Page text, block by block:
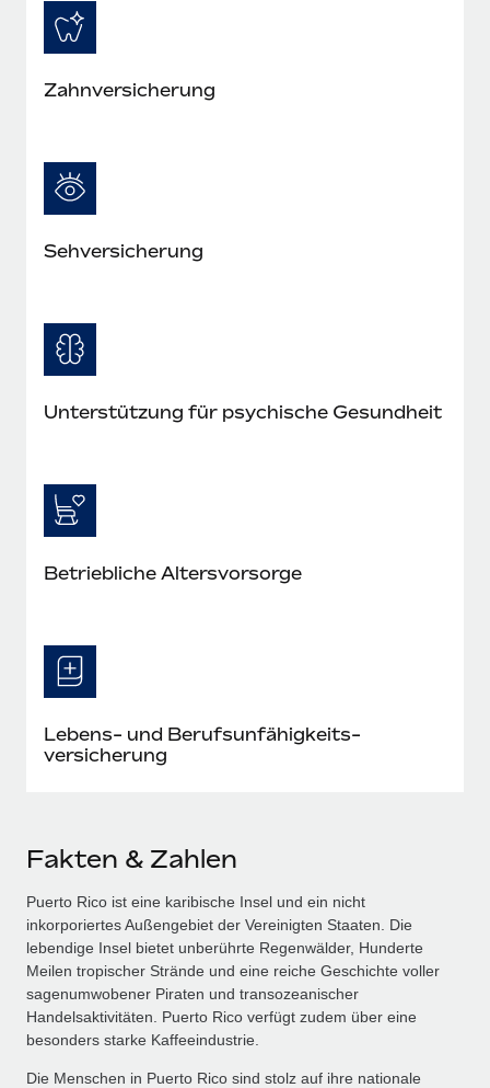
Zahn­versicherung
Seh­versicherung
Unterstützung für psychische Gesundheit
Betriebliche Altersvorsorge
Lebens- und Berufs­unfähig­keits­
versicherung
Fakten & Zahlen
Puerto Rico ist eine karibische Insel und ein nicht
inkorporiertes Außengebiet der Vereinigten Staaten. Die
lebendige Insel bietet unberührte Regenwälder, Hunderte
Meilen tropischer Strände und eine reiche Geschichte voller
sagenumwobener Piraten und transozeanischer
Handelsaktivitäten. Puerto Rico verfügt zudem über eine
besonders starke Kaffeeindustrie.
Die Menschen in Puerto Rico sind stolz auf ihre nationale